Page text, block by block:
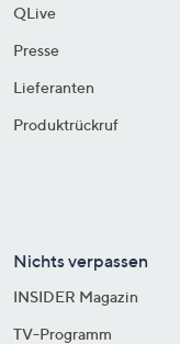
QLive
Presse
Lieferanten
Produktrückruf
Nichts verpassen
INSIDER Magazin
TV-Programm